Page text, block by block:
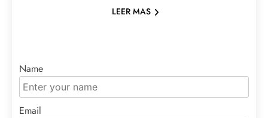
LEER MAS
Name
Email